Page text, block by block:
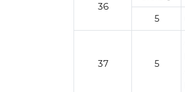
36
5
37 5